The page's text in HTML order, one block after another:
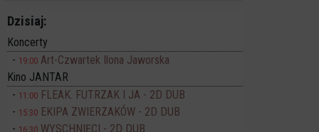
Dzisiaj:
Koncerty
19:00 Art-Czwartek Ilona Jaworska
Kino JANTAR
11:00 FLEAK. FUTRZAK I JA - 2D DUB
15:30 EKIPA ZWIERZAKÓW - 2D DUB
16:30 WYSCHNIĘCI - 2D DUB